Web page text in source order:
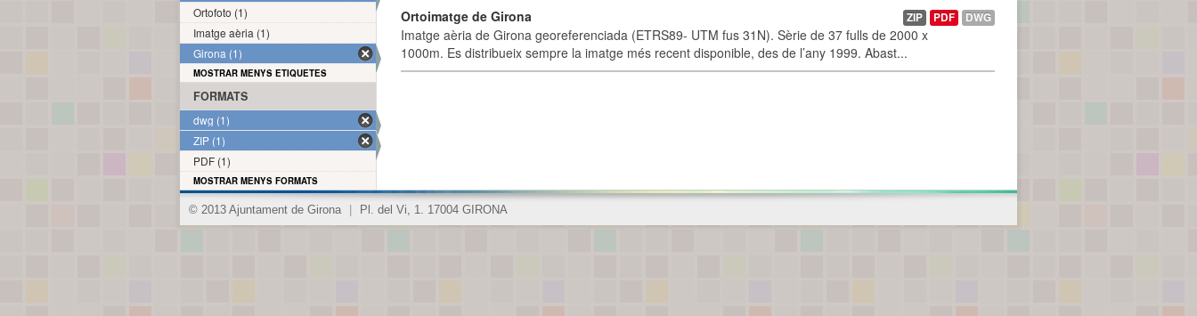
Ortoimatge de Girona
Imatge aèria de Girona georeferenciada (ETRS89- UTM fus 31N). Sèrie de 37 fulls de 2000 x
1000m. Es distribueix sempre la imatge més recent disponible, des de l’any 1999. Abast...
ZIP PDF DWG
Ortofoto (1)
Imatge aèria (1)
Girona (1)
MOSTRAR MENYS ETIQUETES
FORMATS
dwg (1)
ZIP (1)
PDF (1)
MOSTRAR MENYS FORMATS
© 2013 Ajuntament de Girona Pl. del Vi, 1. 17004 GIRONA